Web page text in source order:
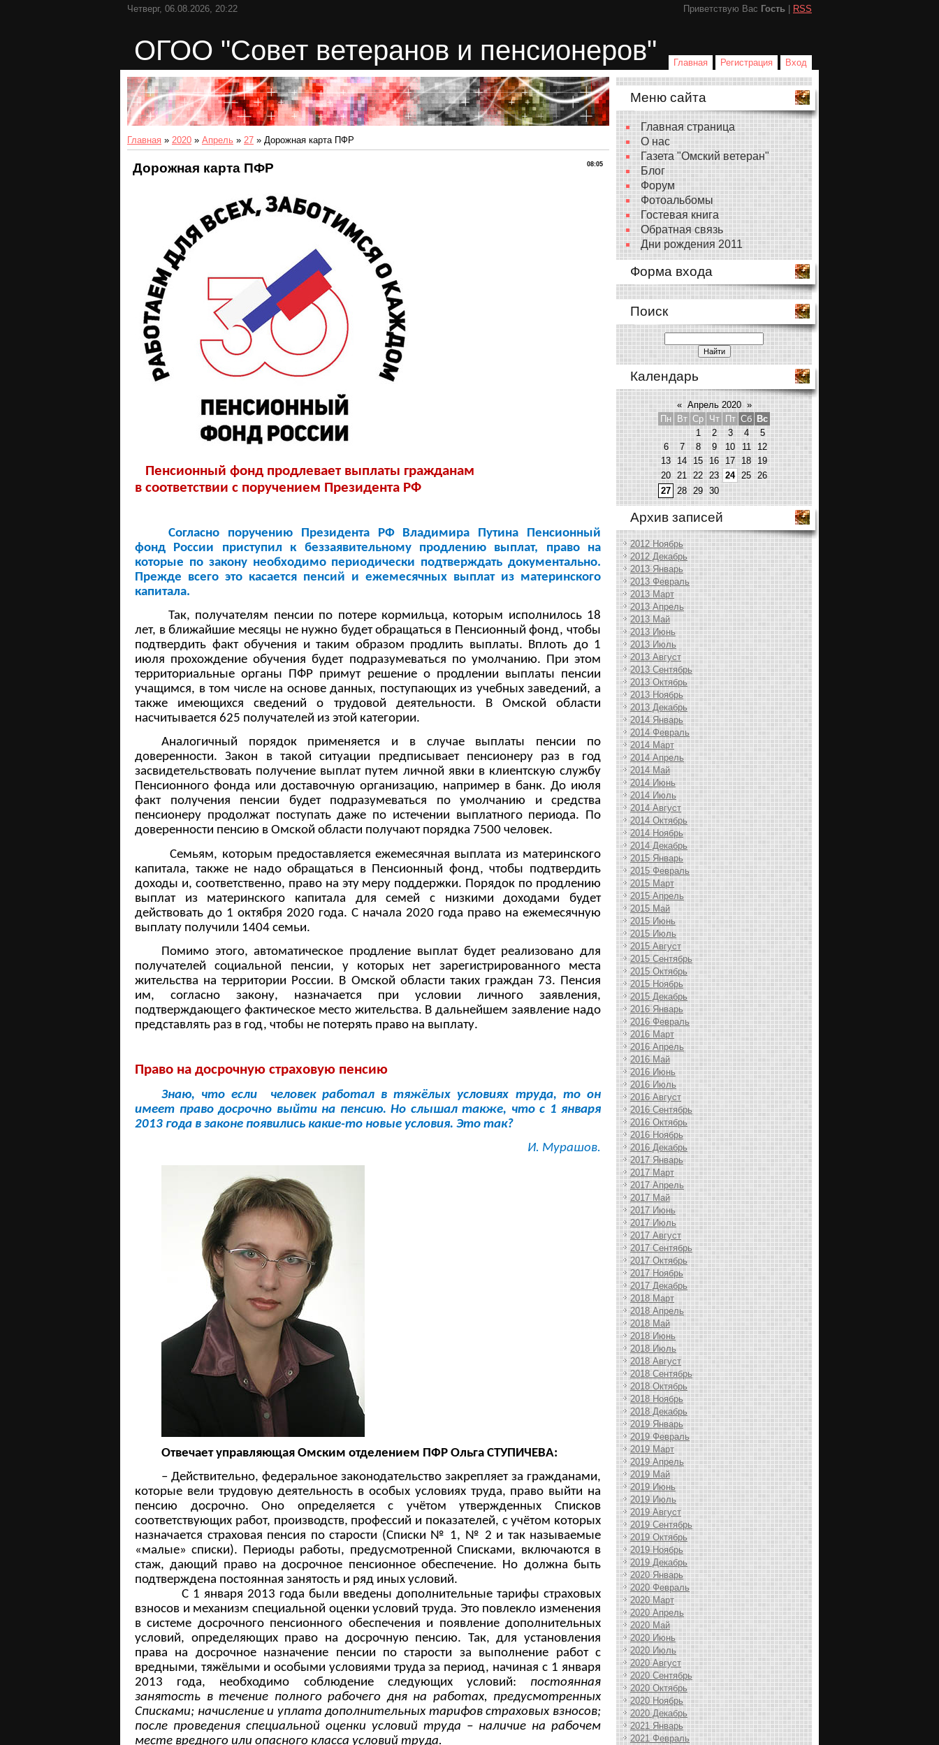
Четверг, 06.08.2026, 20:22 Приветствую Вас Гость RSS
ОГОО "Совет ветеранов и пенсионеров" Главная Регистрация Вход
Главная » 2020 » Апрель » 27 » Дорожная карта ПФР
08:05
Дорожная карта ПФР
Пенсионный фонд продлевает выплаты гражданам
в соответствии с поручением Президента РФ
Согласно поручению Президента РФ Владимира Путина Пенсионный
фонд России приступил к беззаявительному продлению выплат, право на
которые по закону необходимо периодически подтверждать документально.
Прежде всего это касается пенсий и ежемесячных выплат из материнского
капитала.
Так, получателям пенсии по потере кормильца, которым исполнилось 18
лет, в ближайшие месяцы не нужно будет обращаться в Пенсионный фонд, чтобы
подтвердить факт обучения и таким образом продлить выплаты. Вплоть до 1
июля прохождение обучения будет подразумеваться по умолчанию. При этом
территориальные органы ПФР примут решение о продлении выплаты пенсии
учащимся, в том числе на основе данных, поступающих из учебных заведений, а
также имеющихся сведений о трудовой деятельности. В Омской области
насчитывается 625 получателей из этой категории.
Аналогичный порядок применяется и в случае выплаты пенсии по
доверенности. Закон в такой ситуации предписывает пенсионеру раз в год
засвидетельствовать получение выплат путем личной явки в клиентскую службу
Пенсионного фонда или доставочную организацию, например в банк. До июля
факт получения пенсии будет подразумеваться по умолчанию и средства
пенсионеру продолжат поступать даже по истечении выплатного периода. По
доверенности пенсию в Омской области получают порядка 7500 человек.
Семьям, которым предоставляется ежемесячная выплата из материнского
капитала, также не надо обращаться в Пенсионный фонд, чтобы подтвердить
доходы и, соответственно, право на эту меру поддержки. Порядок по продлению
выплат из материнского капитала для семей с низкими доходами будет
действовать до 1 октября 2020 года. С начала 2020 года право на ежемесячную
выплату получили 1404 семьи.
Помимо этого, автоматическое продление выплат будет реализовано для
получателей социальной пенсии, у которых нет зарегистрированного места
жительства на территории России. В Омской области таких граждан 73. Пенсия
им, согласно закону, назначается при условии личного заявления,
подтверждающего фактическое место жительства. В дальнейшем заявление надо
представлять раз в год, чтобы не потерять право на выплату.
Право на досрочную страховую пенсию
Знаю, что если человек работал в тяжёлых условиях труда, то он
имеет право досрочно выйти на пенсию. Но слышал также, что с 1 января
2013 года в законе появились какие-то новые условия. Это так?
И. Мурашов.
Отвечает управляющая Омским отделением ПФР Ольга СТУПИЧЕВА:
– Действительно, федеральное законодательство закрепляет за гражданами,
которые вели трудовую деятельность в особых условиях труда, право выйти на
пенсию досрочно. Оно определяется с учётом утвержденных Списков
соответствующих работ, производств, профессий и показателей, с учётом которых
назначается страховая пенсия по старости (Списки № 1, № 2 и так называемые
«малые» списки). Периоды работы, предусмотренной Списками, включаются в
стаж, дающий право на досрочное пенсионное обеспечение. Но должна быть
подтверждена постоянная занятость и ряд иных условий.
С 1 января 2013 года были введены дополнительные тарифы страховых
взносов и механизм специальной оценки условий труда. Это повлекло изменения
в системе досрочного пенсионного обеспечения и появление дополнительных
условий, определяющих право на досрочную пенсию. Так, для установления
права на досрочное назначение пенсии по старости за выполнение работ с
вредными, тяжёлыми и особыми условиями труда за период, начиная с 1 января
2013 года, необходимо соблюдение следующих условий: постоянная
занятость в течение полного рабочего дня на работах, предусмотренных
Списками; начисление и уплата дополнительных тарифов страховых взносов;
после проведения специальной оценки условий труда – наличие на рабочем
месте вредного или опасного класса условий труда.
Меню сайта
Главная страница
О нас
Газета "Омский ветеран"
Блог
Форум
Фотоальбомы
Гостевая книга
Обратная связь
Дни рождения 2011
Форма входа
Поиск
Календарь
« Апрель 2020 »
Пн
Вт Ср Чт Пт Сб Вс
1
2 3 4
5
6
7 8 9 10 11
12
13 14 15 16 17 18
19
20 21 22 23 24 25 26
27 28 29 30
Архив записей
2012 Ноябрь
2012 Декабрь
2013 Январь
2013 Февраль
2013 Март
2013 Апрель
2013 Май
2013 Июнь
2013 Июль
2013 Август
2013 Сентябрь
2013 Октябрь
2013 Ноябрь
2013 Декабрь
2014 Январь
2014 Февраль
2014 Март
2014 Апрель
2014 Май
2014 Июнь
2014 Июль
2014 Август
2014 Октябрь
2014 Ноябрь
2014 Декабрь
2015 Январь
2015 Февраль
2015 Март
2015 Апрель
2015 Май
2015 Июнь
2015 Июль
2015 Август
2015 Сентябрь
2015 Октябрь
2015 Ноябрь
2015 Декабрь
2016 Январь
2016 Февраль
2016 Март
2016 Апрель
2016 Май
2016 Июнь
2016 Июль
2016 Август
2016 Сентябрь
2016 Октябрь
2016 Ноябрь
2016 Декабрь
2017 Январь
2017 Март
2017 Апрель
2017 Май
2017 Июнь
2017 Июль
2017 Август
2017 Сентябрь
2017 Октябрь
2017 Ноябрь
2017 Декабрь
2018 Март
2018 Апрель
2018 Май
2018 Июнь
2018 Июль
2018 Август
2018 Сентябрь
2018 Октябрь
2018 Ноябрь
2018 Декабрь
2019 Январь
2019 Февраль
2019 Март
2019 Апрель
2019 Май
2019 Июнь
2019 Июль
2019 Август
2019 Сентябрь
2019 Октябрь
2019 Ноябрь
2019 Декабрь
2020 Январь
2020 Февраль
2020 Март
2020 Апрель
2020 Май
2020 Июнь
2020 Июль
2020 Август
2020 Сентябрь
2020 Октябрь
2020 Ноябрь
2020 Декабрь
2021 Январь
2021 Февраль